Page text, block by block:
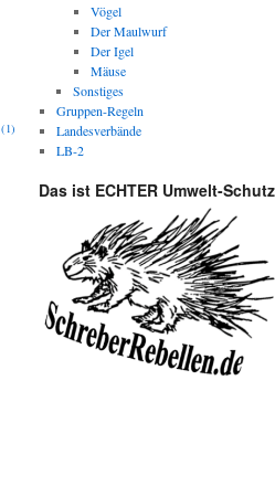
(1)
Vögel
Der Maulwurf
Der Igel
Mäuse
Sonstiges
Gruppen-Regeln
Landesverbände
LB-2
Das ist ECHTER Umwelt-